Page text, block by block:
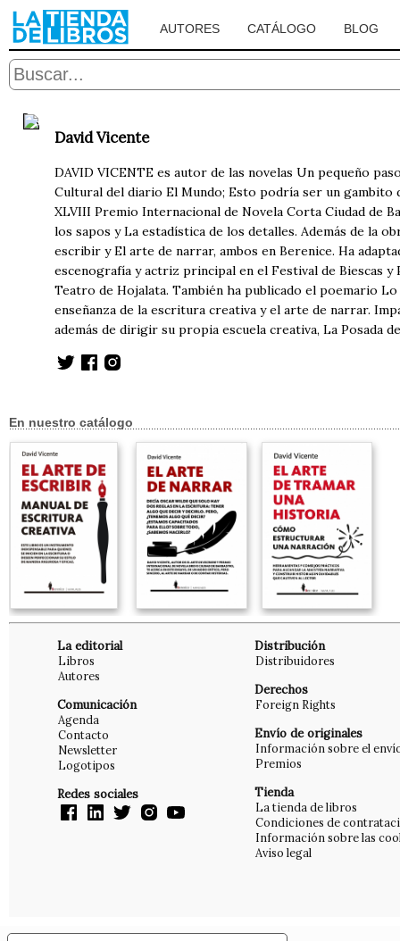
AUTORES CATÁLOGO BLOG
David Vicente
DAVID VICENTE es autor de las novelas Un pequeño
Cultural del diario El Mundo; Esto podría ser un gambito
XLVIII Premio Internacional de Novela Corta Ciudad de
los sapos y La estadística de los detalles. Además de la
escribir y El arte de narrar, ambos en Berenice. Ha
escenografía y actriz principal en el Festival de Biescas
Teatro de Hojalata. También ha publicado el poemario
enseñanza de la escritura creativa y el arte de narrar.
además de dirigir su propia escuela creativa, La Posada
En nuestro catálogo
La editorial
Libros
Autores
Comunicación
Agenda
Contacto
Newsletter
Logotipos
Redes sociales
Distribución
Distribuidores
Derechos
Foreign Rights
Envío de originales
Información sobre el
Premios
Tienda
La tienda de libros
Condiciones de
Información sobre las
Aviso legal